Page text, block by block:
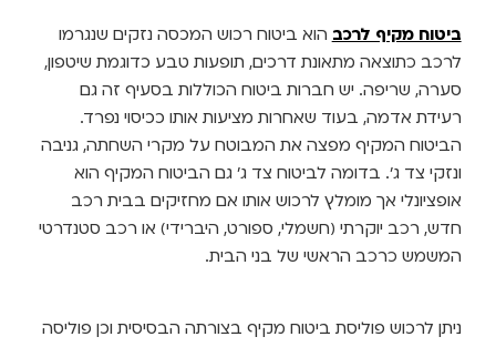
ביטוח מקיף לרכבהוא ביטוח רכוש המכסה נזקים שנגרמו
לרכב כתוצאה מתאונת דרכים, תופעות טבע כדוגמת שיטפון,
סערה, שריפה. יש חברות ביטוח הכוללות בסעיף זה גם
רעידת אדמה, בעוד שאחרות מציעות אותו ככיסוי נפרד.
הביטוח המקיף מפצה את המבוטח על מקרי השחתה, גניבה
ונזקי צד ג'. בדומה לביטוח צד ג' גם הביטוח המקיף הוא
אופציונלי אך מומלץ לרכוש אותו אם מחזיקים בבית רכב
חדש, רכב יוקרתי (חשמלי, ספורט, היברידי) או רכב סטנדרטי
המשמש כרכב הראשי של בני הבית.
ניתן לרכוש פוליסת ביטוח מקיף בצורתה הבסיסית וכן פוליסה